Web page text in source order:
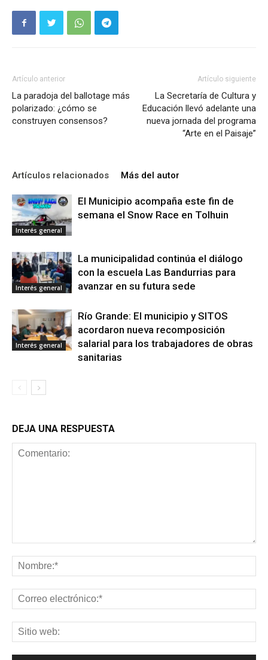
Artículo anterior
La paradoja del ballotage más
polarizado: ¿cómo se
construyen consensos?
Artículo siguiente
La Secretaría de Cultura y
Educación llevó adelante una
nueva jornada del programa
“Arte en el Paisaje”
Artículos relacionados Más del autor
Interés general
El Municipio acompaña este fin de
semana el Snow Race en Tolhuin
Interés general
La municipalidad continúa el diálogo
con la escuela Las Bandurrias para
avanzar en su futura sede
Interés general
Río Grande: El municipio y SITOS
acordaron nueva recomposición
salarial para los trabajadores de obras
sanitarias
DEJA UNA RESPUESTA